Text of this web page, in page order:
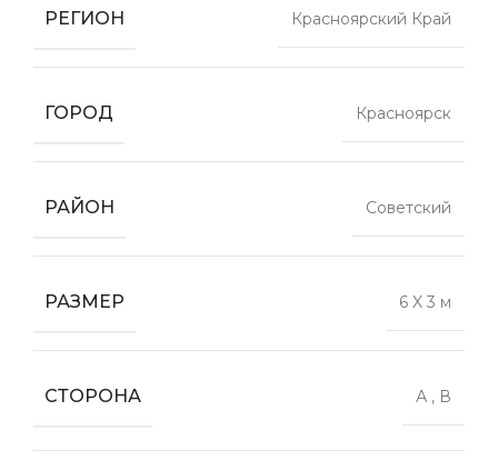
РЕГИОН
Красноярский Край
ГОРОД Красноярск
РАЙОН Советский
РАЗМЕР 6 X 3 м
СТОРОНА А , В